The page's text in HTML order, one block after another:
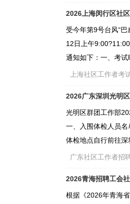
2026上海闵行区社
受今年第9号台风“
12日上午
通知如下：一、考试
上海社区工作者考
2026广东深圳光明
光明区群团工作部
一、入围体检人员
体检地点自行前往
广东社区工作者招
2026青海招聘工会
根据《2026年青海